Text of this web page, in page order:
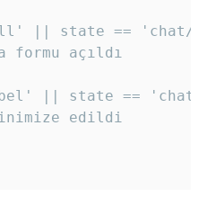
|| state ==
formu açıldı
|| state ==
edildi